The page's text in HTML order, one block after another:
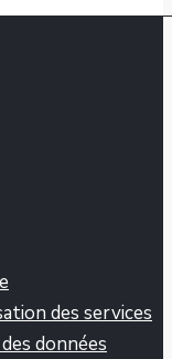
des services
données